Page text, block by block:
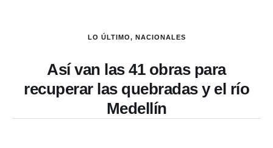
LO ÚLTIMO, NACIONALES
Así van las 41 obras para
recuperar las quebradas y el río
Medellín